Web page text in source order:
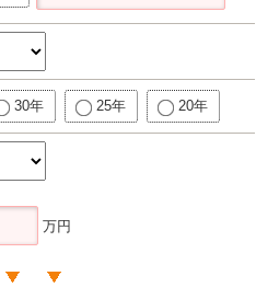
30年 25年 20年
万円